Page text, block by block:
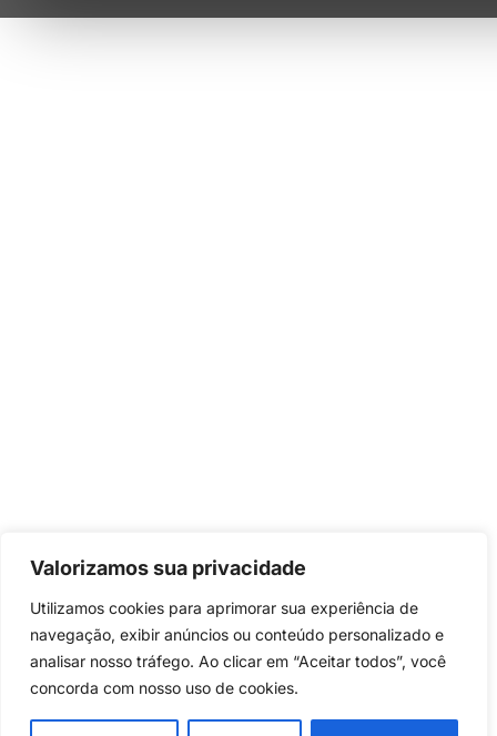
Valorizamos sua privacidade
Utilizamos cookies para aprimorar sua experiência de
navegação, exibir anúncios ou conteúdo personalizado e
analisar nosso tráfego. Ao clicar em “Aceitar todos”, você
concorda com nosso uso de cookies.